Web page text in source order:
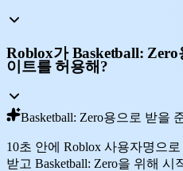
Roblox가 Basketball:
이트를 허용해?
Basketball: Zero용으로 받을
10초 안에 Roblox 사용자명으
받고 Basketball: Zero을 위해 시